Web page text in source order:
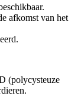
afkomst van het
(polycysteuze